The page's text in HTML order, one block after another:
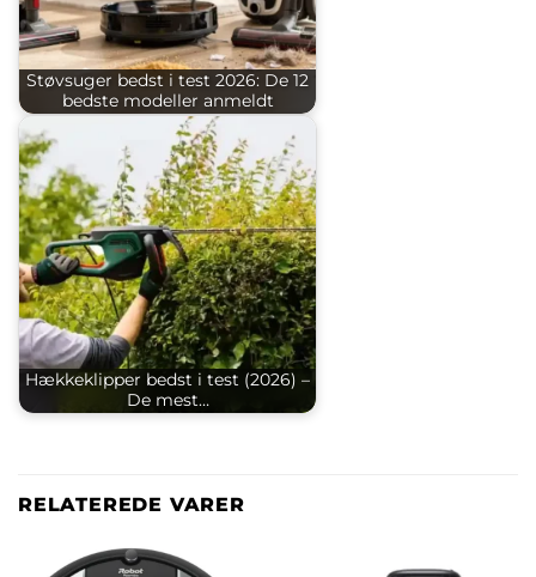
Støvsuger bedst i test 2026: De 12
bedste modeller anmeldt
Hækkeklipper bedst i test (2026) –
De mest…
RELATEREDE VARER